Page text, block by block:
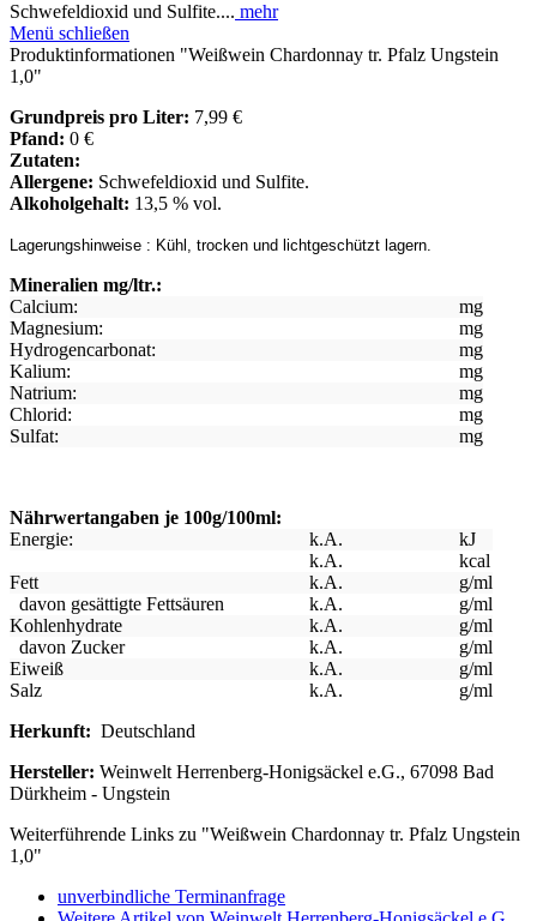
Schwefeldioxid und Sulfite.... mehr
Menü schließen
Produktinformationen "Weißwein Chardonnay tr. Pfalz Ungstein
1,0"
Grundpreis pro Liter: 7,99 €
Pfand: 0 €
Zutaten:
Allergene: Schwefeldioxid und Sulfite.
Alkoholgehalt: 13,5 % vol.
Lagerungshinweise : Kühl, trocken und lichtgeschützt lagern.
Mineralien mg/ltr.:
Calcium:
mg
Magnesium:
mg
Hydrogencarbonat:
mg
Kalium:
mg
Natrium:
mg
Chlorid:
mg
Sulfat:
mg
Nährwertangaben je 100g/100ml:
Energie:
k.A.
kJ
k.A.
kcal
Fett
k.A.
g/ml
davon gesättigte Fettsäuren
k.A.
g/ml
Kohlenhydrate
k.A.
g/ml
davon Zucker
k.A.
g/ml
Eiweiß
k.A.
g/ml
Salz
k.A.
g/ml
Herkunft: Deutschland
Hersteller: Weinwelt Herrenberg-Honigsäckel e.G., 67098 Bad
Dürkheim - Ungstein
Weiterführende Links zu "Weißwein Chardonnay tr. Pfalz Ungstein
1,0"
unverbindliche Terminanfrage